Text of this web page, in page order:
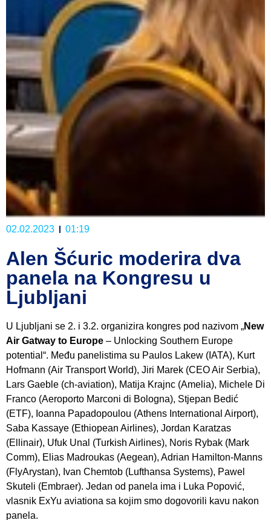
02.02.2023 01:19
Alen Šćuric moderira dva
panela na Kongresu u
Ljubljani
U Ljubljani se 2. i 3.2. organizira kongres pod nazivom „New
Air Gatway to Europe – Unlocking Southern Europe
potential“. Među panelistima su Paulos Lakew (IATA), Kurt
Hofmann (Air Transport World), Jiri Marek (CEO Air Serbia),
Lars Gaeble (ch-aviation), Matija Krajnc (Amelia), Michele Di
Franco (Aeroporto Marconi di Bologna), Stjepan Bedić
(ETF), Ioanna Papadopoulou (Athens International Airport),
Saba Kassaye (Ethiopean Airlines), Jordan Karatzas
(Ellinair), Ufuk Unal (Turkish Airlines), Noris Rybak (Mark
Comm), Elias Madroukas (Aegean), Adrian Hamilton-Manns
(FlyArystan), Ivan Chemtob (Lufthansa Systems), Pawel
Skuteli (Embraer). Jedan od panela ima i Luka Popović,
vlasnik ExYu aviationa sa kojim smo dogovorili kavu nakon
panela.